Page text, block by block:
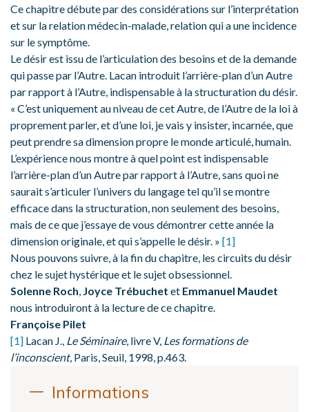
Ce chapitre débute par des considérations sur l’interprétation
et sur la relation médecin-malade, relation qui a une incidence
sur le symptôme.
Le désir est issu de l’articulation des besoins et de la demande
qui passe par l’Autre. Lacan introduit l’arrière-plan d’un Autre
par rapport à l’Autre, indispensable à la structuration du désir.
« C’est uniquement au niveau de cet Autre, de l’Autre de la loi à
proprement parler, et d’une loi, je vais y insister, incarnée, que
peut prendre sa dimension propre le monde articulé, humain.
L’expérience nous montre à quel point est indispensable
l’arrière-plan d’un Autre par rapport à l’Autre, sans quoi ne
saurait s’articuler l’univers du langage tel qu’il se montre
efficace dans la structuration, non seulement des besoins,
mais de ce que j’essaye de vous démontrer cette année la
dimension originale, et qui s’appelle le désir. » [1]
Nous pouvons suivre, à la fin du chapitre, les circuits du désir
chez le sujet hystérique et le sujet obsessionnel.
Solenne Roch, Joyce Trébuchet et Emmanuel Maudet
nous introduiront à la lecture de ce chapitre.
Françoise Pilet
[1] Lacan J., Le Séminaire, livre V, Les formations de
l’inconscient, Paris, Seuil, 1998, p.463.
Informations